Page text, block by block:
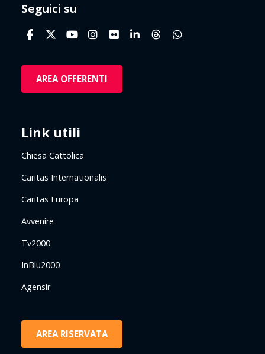
Seguici su
AREA OFFERENTI
Link utili
Chiesa Cattolica
Caritas Internationalis
Caritas Europa
Avvenire
Tv2000
InBlu2000
Agensir
AREA RISERVATA